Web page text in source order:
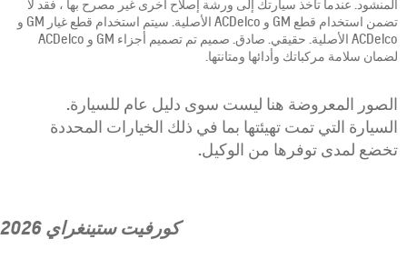
المنشود. عندما تأخذ سيارتك إلى ورشة إصلاح أخرى غير مصرح بها ، فقد لا
تضمن استخدام قطع GM و ACDelco الأصلية. سيتم استخدام قطع غيار GM و
ACDelco الأصلية. حقيقي. صادق. صميم تم تصميم أجزاء GM و ACDelco
لضمان سلامة مركباتك وأدائها ومتانتها.
الصور المعروضة هنا ليست سوى دليل عام للسيارة.
السيارة التي تمت تهيئتها بما في ذلك الخيارات المحددة
تخضع لمدى توفرها من الوكيل.
كورفيت ستينغراي 2026